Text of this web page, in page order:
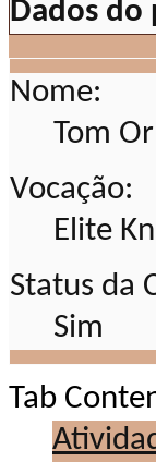
Dados do
Nome:
Tom
Vocação:
Elite
Status da
Sim
Tab